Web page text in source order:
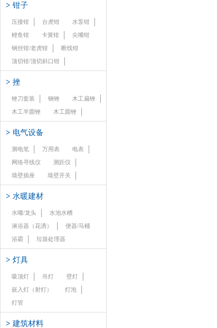
> 钳子
压接钳 台虎钳
水泵钳
鲤鱼钳
卡簧钳
尖嘴钳
钢丝钳/老虎钳
断线钳
顶切钳/顶切斜口钳
> 挫
锉刀套装 钢锉
木工扁锉
木工半圆锉
木工圆锉
> 电气设备
测电笔 万用表
电表
网络寻线仪
测距仪
墙壁插座
墙壁开关
> 水暖建材
水嘴/龙头
水池水槽
淋浴器（花洒）
便器/马桶
浴霸
垃圾处理器
> 灯具
吸顶灯 吊灯
壁灯
嵌入灯（射灯）
灯泡
灯管
> 建筑材料